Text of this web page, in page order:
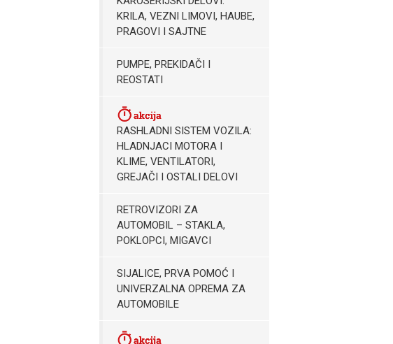
KRILA, VEZNI LIMOVI, HAUBE,
PRAGOVI I SAJTNE
PUMPE, PREKIDAČI I
REOSTATI
RASHLADNI SISTEM VOZILA:
HLADNJACI MOTORA I
KLIME, VENTILATORI,
GREJAČI I OSTALI DELOVI
RETROVIZORI ZA
AUTOMOBIL – STAKLA,
POKLOPCI, MIGAVCI
SIJALICE, PRVA POMOĆ I
UNIVERZALNA OPREMA ZA
AUTOMOBILE